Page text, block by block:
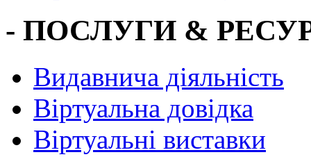
- ПОСЛУГИ &
Видавнича діяльність
Віртуальна довідка
Віртуальні виставки